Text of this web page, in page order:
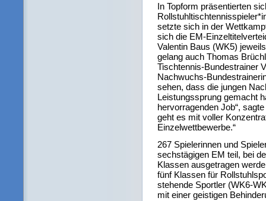
In Topform präsentierten
setzte sich in der
sich die EM-
Valentin Baus (WK5)
gelang auch Thomas
Tischtennis-Bundestrainer
Nachwuchs-
sehen, dass die jungen
Leistungssprung gemacht
hervorragenden Job“,
geht es mit voller
Einzelwettbewerbe.“
267 Spielerinnen und
sechstägigen EM teil, bei
Klassen ausgetragen
fünf Klassen für
stehende Sportler (WK6-
mit einer geistigen